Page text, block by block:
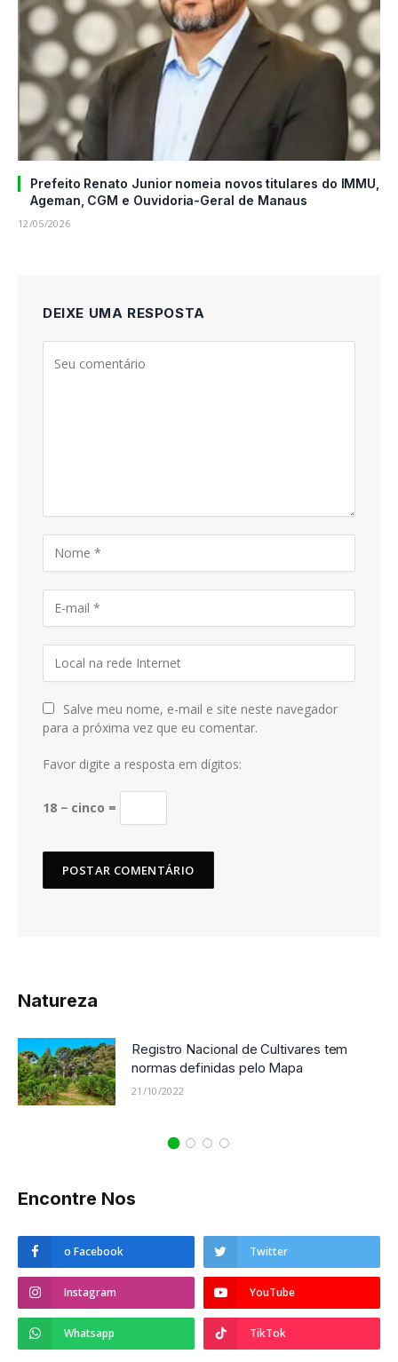
Prefeito Renato Junior nomeia novos titulares do IMMU,
Ageman, CGM e Ouvidoria-Geral de Manaus
12/05/2026
DEIXE UMA RESPOSTA
Salve meu nome, e-mail e site neste navegador
para a próxima vez que eu comentar.
Favor digite a resposta em dígitos:
18 − cinco =
Natureza
Registro Nacional de Cultivares tem
normas definidas pelo Mapa
21/10/2022
Encontre Nos
o Facebook Twitter
Instagram YouTube
Whatsapp TikTok